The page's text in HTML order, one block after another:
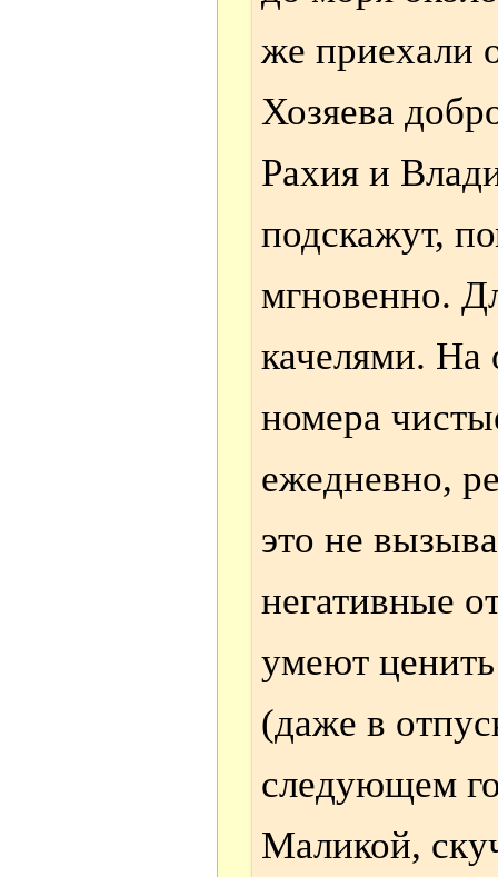
же приехали
Хозяева
Рахия и
подскажут,
мгновенно.
качелями. На
номера
ежедневно,
это не
негативные
умеют
(даже в
следующем
Маликой,